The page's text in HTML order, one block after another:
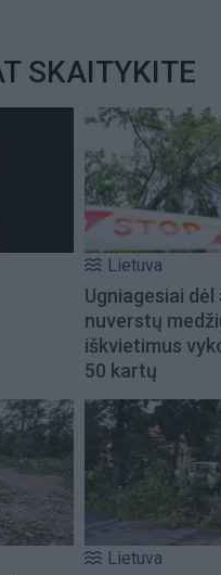
SKAITYKITE
Lietuva
Ugniagesiai dėl
nuverstų
iškvietimus
50 kartų
Lietuva